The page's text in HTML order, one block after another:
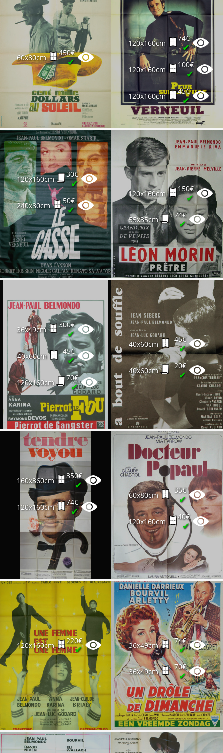
60x80cm
450€
✔
120x160cm
74€
✔
120x160cm
100€
✔
120x160cm
45€
✔
120x160cm
30€
✔
240x80cm
50€
✔
120x160cm
150€
✔
55x35cm
74€
✔
36x49cm
300€
✔
40x60cm
45€
✔
120x160cm
70€
✔
40x60cm
45€
✔
40x60cm
20€
✔
160x360cm
350€
✔
120x160cm
74€
✔
60x80cm
35€
✔
120x160cm
40€
✔
120x160cm
220€
✔ 36x49cm
74€
✔
36x49cm
70€
✔